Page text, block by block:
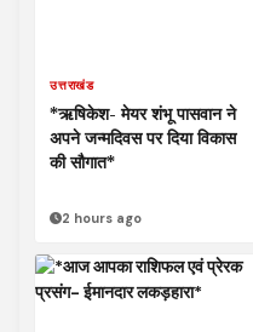
उत्तराखंड
*ऋषिकेश- मेयर शंभू पासवान ने
अपने जन्मदिवस पर दिया विकास
की सौगात*
2 hours ago